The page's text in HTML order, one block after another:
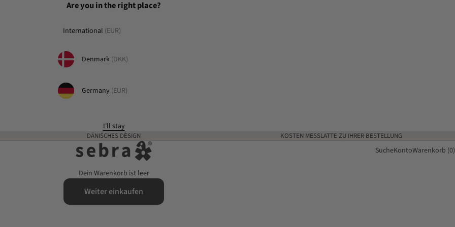
Are you in the right place?
International (EUR)
Denmark (DKK)
Germany (EUR)
I'll stay
DÄNISCHES DESIGN KOSTEN MESSLATTE ZU IHRER BESTELLUNG
sebra-interior.de
SucheKontoWarenkorb (0)
Dein Warenkorb ist leer
Weiter einkaufen